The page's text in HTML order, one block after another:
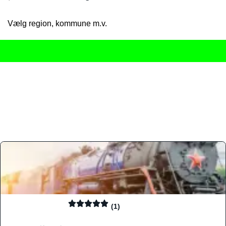
Vælg region, kommune m.v.
(1)